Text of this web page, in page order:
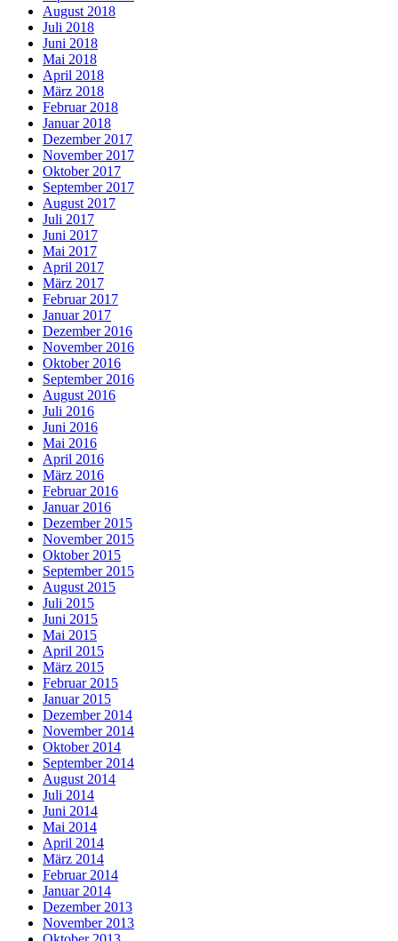
August 2018
Juli 2018
Juni 2018
Mai 2018
April 2018
März 2018
Februar 2018
Januar 2018
Dezember 2017
November 2017
Oktober 2017
September 2017
August 2017
Juli 2017
Juni 2017
Mai 2017
April 2017
März 2017
Februar 2017
Januar 2017
Dezember 2016
November 2016
Oktober 2016
September 2016
August 2016
Juli 2016
Juni 2016
Mai 2016
April 2016
März 2016
Februar 2016
Januar 2016
Dezember 2015
November 2015
Oktober 2015
September 2015
August 2015
Juli 2015
Juni 2015
Mai 2015
April 2015
März 2015
Februar 2015
Januar 2015
Dezember 2014
November 2014
Oktober 2014
September 2014
August 2014
Juli 2014
Juni 2014
Mai 2014
April 2014
März 2014
Februar 2014
Januar 2014
Dezember 2013
November 2013